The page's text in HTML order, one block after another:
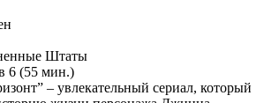
Штаты
6 (55 мин.)
– увлекательный сериал, который